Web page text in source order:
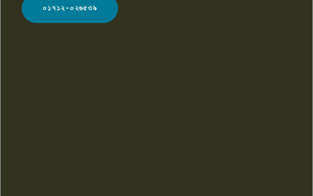
LOGO০১৭১২-০২৬৫৩৯